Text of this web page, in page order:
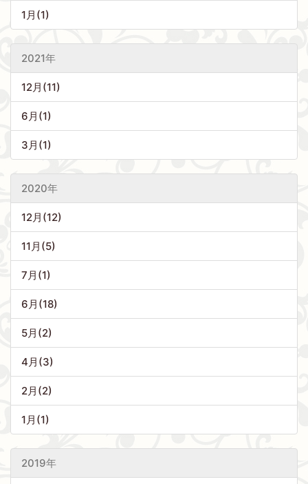
1月(1)
2021年
12月(11)
6月(1)
3月(1)
2020年
12月(12)
11月(5)
7月(1)
6月(18)
5月(2)
4月(3)
2月(2)
1月(1)
2019年